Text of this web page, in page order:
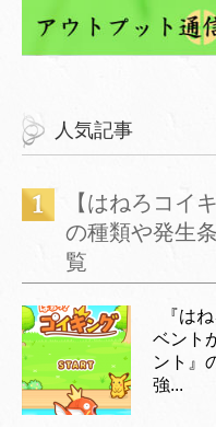
人気記事
【はねろコイ
の種類や発生
覧
『は
ベント
ント』
強...